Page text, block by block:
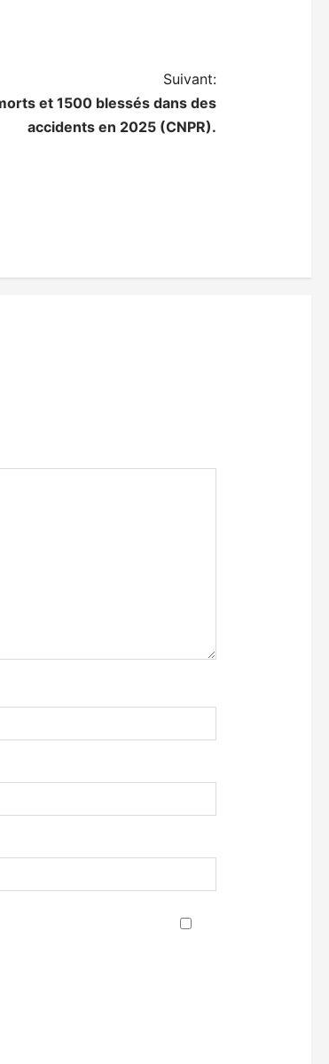
Suivant:
et 1500 blessés dans des
accidents en 2025 (CNPR).